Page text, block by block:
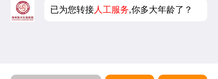
已为您转接 人工服务,你多大年龄了？